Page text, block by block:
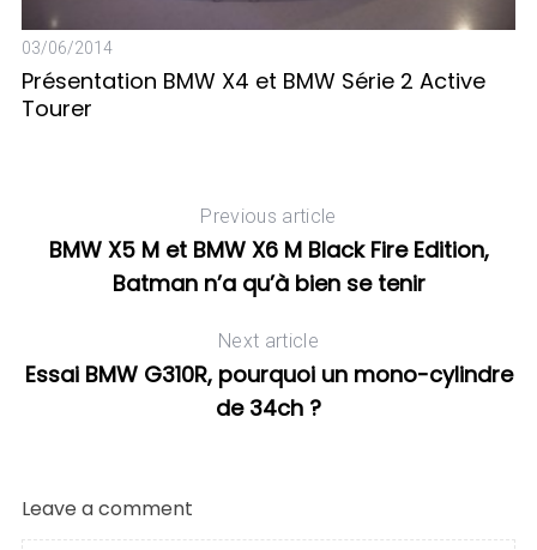
03/06/2014
Présentation BMW X4 et BMW Série 2 Active
Tourer
Previous article
BMW X5 M et BMW X6 M Black Fire Edition,
Batman n’a qu’à bien se tenir
Next article
Essai BMW G310R, pourquoi un mono-cylindre
de 34ch ?
Leave a comment